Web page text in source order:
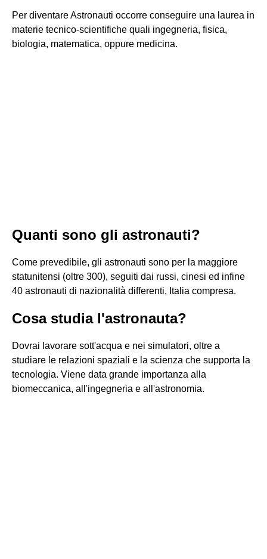
Per diventare Astronauti occorre conseguire una laurea in
materie tecnico-scientifiche quali ingegneria, fisica,
biologia, matematica, oppure medicina.
Quanti sono gli astronauti?
Come prevedibile, gli astronauti sono per la maggiore
statunitensi (oltre 300), seguiti dai russi, cinesi ed infine
40 astronauti di nazionalità differenti, Italia compresa.
Cosa studia l'astronauta?
Dovrai lavorare sott'acqua e nei simulatori, oltre a
studiare le relazioni spaziali e la scienza che supporta la
tecnologia. Viene data grande importanza alla
biomeccanica, all'ingegneria e all'astronomia.